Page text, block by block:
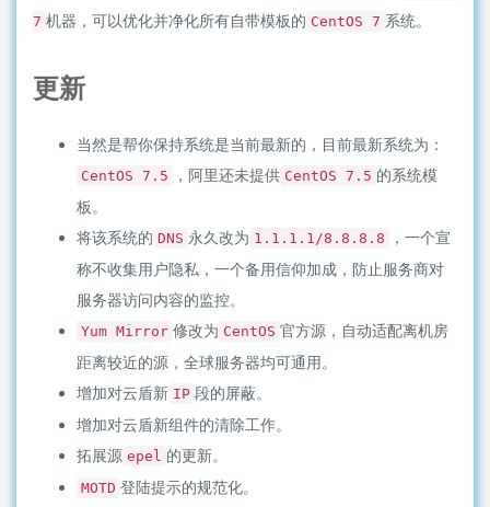
7 机器，可以优化并净化所有自带模板的 CentOS 7 系统。
更新
当然是帮你保持系统是当前最新的，目前最新系统为：
CentOS 7.5 ，阿里还未提供 CentOS 7.5 的系统模
板。
将该系统的 DNS 永久改为 1.1.1.1/8.8.8.8
，一个宣
称不收集用户隐私，一个备用信仰加成，防止服务商对
服务器访问内容的监控。
Yum Mirror 修改为 CentOS 官方源，自动适配离机房
距离较近的源，全球服务器均可通用。
增加对云盾新 IP 段的屏蔽。
增加对云盾新组件的清除工作。
拓展源 epel 的更新。
MOTD 登陆提示的规范化。